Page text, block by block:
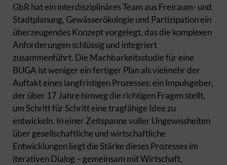
GbR hat ein interdisziplinäres Team aus Freiraum- und
Stadtplanung, Gewässerökologie und Partizipation ein
überzeugendes Konzept vorgelegt, das die komplexen
Anforderungen schlüssig und integriert
zusammenführt. Die Machbarkeitsstudie für eine
BUGA ist weniger ein fertiger Plan als vielmehr der
Auftakt eines langfristigen Prozesses: ein Impulsgeber,
der über 17 Jahre hinweg die richtigen Fragen stellt,
um Schritt für Schritt eine tragfähige Idee zu
entwickeln. In einer Zeitspanne voller Ungewissheiten
über gesellschaftliche und wirtschaftliche
Entwicklungen liegt die Stärke dieses Prozesses im
iterativen Dialog – gemeinsam mit Wirtschaft,